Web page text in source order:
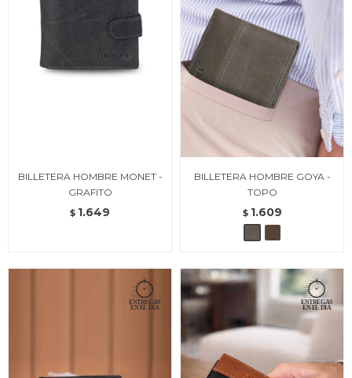
BILLETERA HOMBRE MONET -
GRAFITO
$ 1.649
BILLETERA HOMBRE GOYA -
TOPO
$ 1.609